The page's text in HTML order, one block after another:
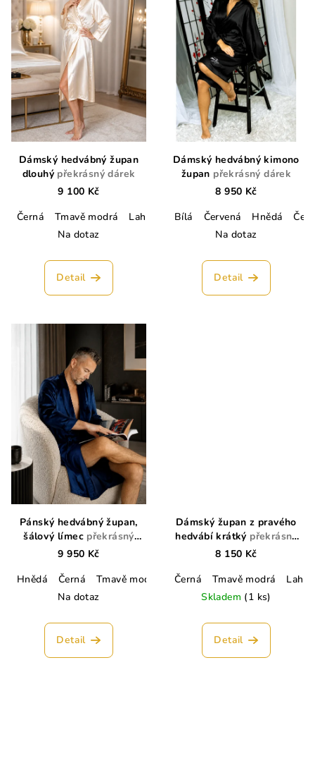
Dámský hedvábný župan
dlouhý překrásný dárek
9 100 Kč
Černá
Tmavě modrá Lahvově zelená Champagne
Na dotaz
Detail
Dámský hedvábný kimono
župan překrásný dárek
8 950 Kč
Bílá
Červená Hnědá
Na dotaz
Detail
Pánský hedvábný župan,
šálový límec překrásný
dárek
9 950 Kč
Hnědá
Černá Tmavě modrá Lahvově zelená Stříbrná
Na dotaz
Detail
Dámský župan z pravého
hedvábí krátký překrásný
dárek
8 150 Kč
Černá
Tmavě modrá
Skladem (1 ks)
Detail